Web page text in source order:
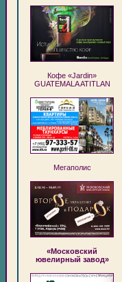
Кофе «Jardin»
GUATEMALA ATITLAN
Мегаполис
«Московский
ювелирный завод»